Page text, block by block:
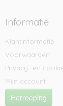
Informatie
Klantinformatie
Voorwaarden
Privacy- en
Mijn account
Herroeping